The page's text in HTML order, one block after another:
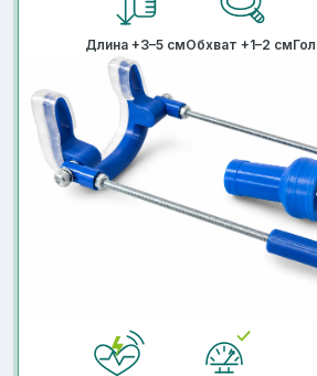
Длина +3–5 смОбхват +1–2 см